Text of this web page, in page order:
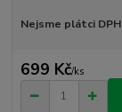
Nejsme plátci DPH
699 Kč/ks